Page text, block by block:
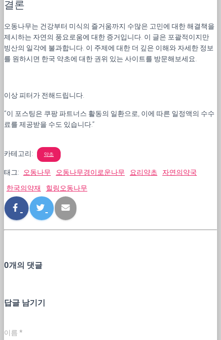
결론
오동나무는 건강부터 미식의 즐거움까지 수많은 고민에 대한 해결책을
제시하는 자연의 풍요로움에 대한 증거입니다. 이 글은 포괄적이지만
빙산의 일각에 불과합니다. 이 주제에 대한 더 깊은 이해와 자세한 정보
를 원하시면 한국 약초에 대한 권위 있는 사이트를 방문해보세요.
이상 피터가 전해드립니다.
“이 포스팅은 쿠팡 파트너스 활동의 일환으로, 이에 따른 일정액의 수수
료를 제공받을 수도 있습니다.”
카테고리: 약초
태그: 오동나무 오동나무경이로운나무 요리약초
자연의약국
한국의약재
힐링오동나무
0개의 댓글
답글 남기기
이름 *